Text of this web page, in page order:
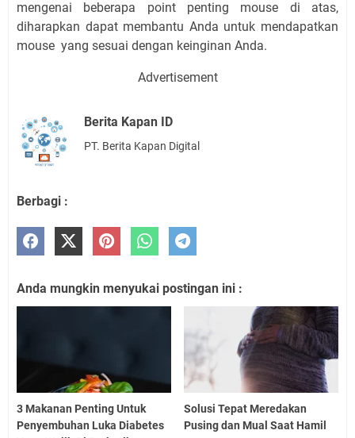
mengenai beberapa point penting mouse di atas,
diharapkan dapat membantu Anda untuk mendapatkan
mouse yang sesuai dengan keinginan Anda.
Advertisement
Berita Kapan ID
PT. Berita Kapan Digital
Berbagi :
Anda mungkin menyukai postingan ini :
3 Makanan Penting Untuk
Penyembuhan Luka Diabetes
Solusi Tepat Meredakan
Pusing dan Mual Saat Hamil